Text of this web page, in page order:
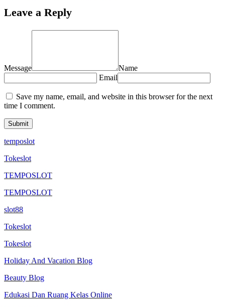
Leave a Reply
Message
Name
Email
Save my name, email, and website in this browser for the next
time I comment.
temposlot
Tokeslot
TEMPOSLOT
TEMPOSLOT
slot88
Tokeslot
Tokeslot
Holiday And Vacation Blog
Beauty Blog
Edukasi Dan Ruang Kelas Online